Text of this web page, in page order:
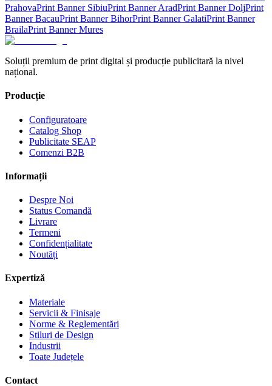
PrahovaPrint Banner SibiuPrint BannerAradPrint BannerDoljPrint
BannerBacauPrint BannerBihorPrint BannerGalatiPrint Banner
BrailaPrint BannerMures
Soluții premium de print digital și producție publicitară la nivel
național.
Producție
Configuratoare
Catalog Shop
Publicitate SEAP
Comenzi B2B
Informații
Despre Noi
Status Comandă
Livrare
Termeni
Confidențialitate
Noutăți
Expertiză
Materiale
Servicii & Finisaje
Norme & Reglementări
Stiluri de Design
Industrii
Toate Județele
Contact